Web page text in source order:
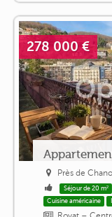
278 000 €
Près de
Séjour de 20 m²
Cuisine américaine